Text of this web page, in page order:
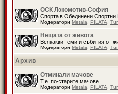
ОСК Локомотив-София
Спорта в Обединени
Модератори Metala PILATA
Нещата от живота
Всякакви теми и събития от
Модератори Metala PILATA
Архив
Отминали мачове
Т.е. по-старите мачове.
Модератори Metala PILATA